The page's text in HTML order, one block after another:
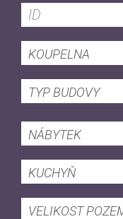
KOUPELNA
TYP BUDOVY
NÁBYTEK
KUCHYŇ
VELIKOST